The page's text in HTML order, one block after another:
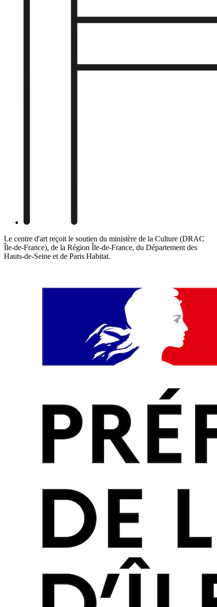
Le centre d'art reçoit le soutien du ministère de la Culture (DRAC
Île-de-France), de la Région Île-de-France, du Département des
Hauts-de-Seine et de Paris Habitat.